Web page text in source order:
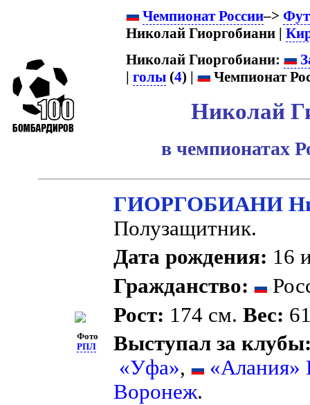
Чемпионат России–>
Николай Гиоргобиани |
Николай Гиоргобиани:
| голы (4) | Чемпионат
Николай
в чемпионатах
Фото
РПЛ
ГИОРГОБИАНИ
Полузащитник.
Дата рождения: 16
Гражданство:
Рост: 174 см.Вес:
Выступал за
«Уфа»,
«Алания»
Воронеж.